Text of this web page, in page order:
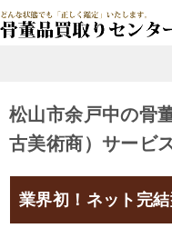
松山市余戸中の骨
古美術商）サービ
業界初！ネット完